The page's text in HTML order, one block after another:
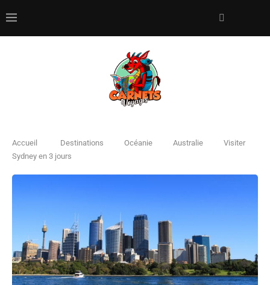
Accueil Destinations Océanie Australie
Visiter
Sydney en 3 jours